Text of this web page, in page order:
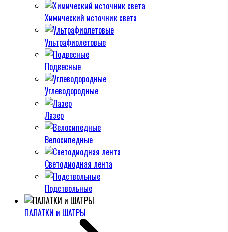
Химический источник света
Ультрафиолетовые
Подвесные
Углеводородные
Лазер
Велосипедные
Светодиодная лента
Подствольные
ПАЛАТКИ и ШАТРЫ